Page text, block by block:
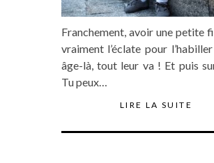
Franchement, avoir une petite
vraiment l’éclate pour
âge-là, tout leur va ! Et puis
Tu peux…
LIRE LA SUITE